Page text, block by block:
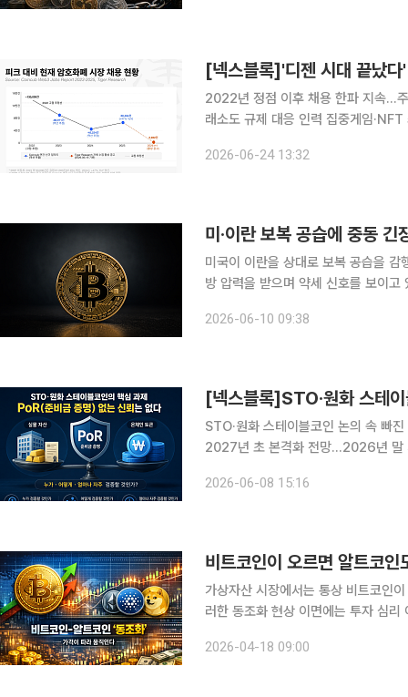
[넥스블록]'디젠 시대 끝났
2022년 정점 이후 채용 한파 지속…
래소도 규제 대응 인력 집중게임·NFT
티 중심에서 컴플라이언스와 인프라
2026-06-24 13:32
미국이 이란을 상대로 보복 공습을
방 압력을 받으며 약세 신호를 보이
게코에 따르면 비트코인은 24시간
2026-06-10 09:38
[넥스블록]STO·원화 스테
STO·원화 스테이블코인 논의 속 빠
2027년 초 본격화 전망…2026년 말 거래 개시 기대도 토큰증권
2027년 초 STO 시장 개화가 예상되
2026-06-08 15:16
가상자산 시장에서는 통상 비트코인
러한 동조화 현상 이면에는 투자 심
아니라 디지털 자산 시장의 구조적
2026-04-18 09:00